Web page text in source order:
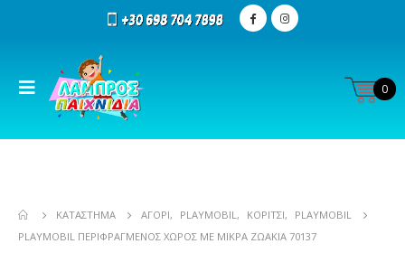
0
ΚΑΤΆΣΤΗΜΑ ΑΓΌΡΙ, PLAYMOBIL , ΚΟΡΊΤΣΙ,
PLAYMOBIL
PLAYMOBIL ΠΕΡΙΦΡΑΓΜΈΝΟΣ ΧΏΡΟΣ ΜΕ ΜΙΚΡΆ ΖΩΆΚΙΑ 70137